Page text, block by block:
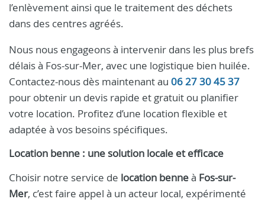
l’enlèvement ainsi que le traitement des déchets
dans des centres agréés.
Nous nous engageons à intervenir dans les plus brefs
délais à Fos-sur-Mer, avec une logistique bien huilée.
Contactez-nous dès maintenant au 06 27 30 45 37
pour obtenir un devis rapide et gratuit ou planifier
votre location. Profitez d’une location flexible et
adaptée à vos besoins spécifiques.
Location benne : une solution locale et efficace
Choisir notre service de location benneà Fos-sur-
Mer, c’est faire appel à un acteur local, expérimenté